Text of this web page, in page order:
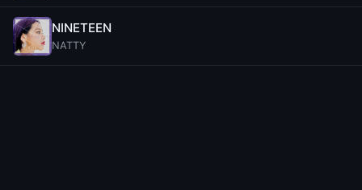
NINETEEN
NATTY